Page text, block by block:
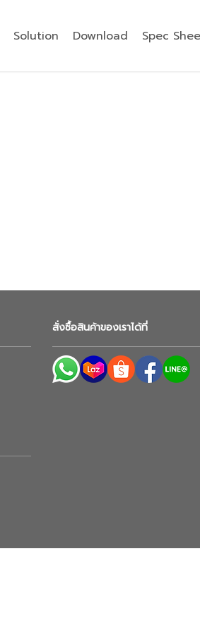
Solution Download Spec
สั่งซื้อสินค้าของเราได้ที่